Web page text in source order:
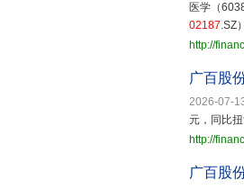
医学（
02187.SZ
http://
广百股
2026-07-
元，同比扭
http://
广百股